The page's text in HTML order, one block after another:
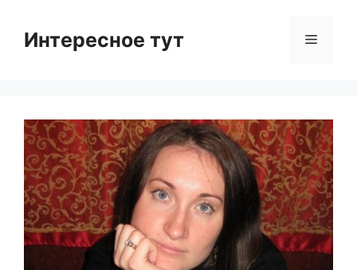
contentИнтересное тут Menu